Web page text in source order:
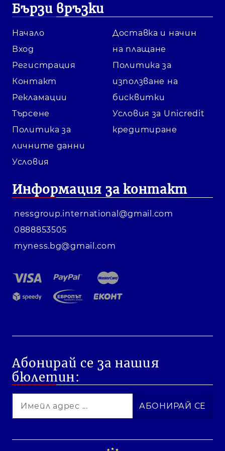
Бързи връзки
Начало
Вход
Регистрация
Контакт
Рекламации
Търсене
Политика за
личните данни
Условия
Доставка и начин
на плащане
Политика за
използване на
бисквитки
Условия за Unicredit
кредитиране
Информация за контакт
nessgroup.international@gmail.com
0888853505
myness.bg@gmail.com
Абонирай се за нашия
бюлетин: